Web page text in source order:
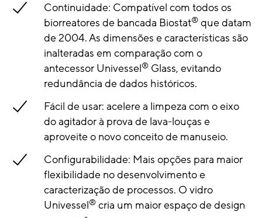
Continuidade: Compatível com todos os
biorreatores de bancada Biostat® que datam
de 2004. As dimensões e características são
inalteradas em comparação com o
antecessor Univessel® Glass, evitando
redundância de dados históricos.
Fácil de usar: acelere a limpeza com o eixo
do agitador à prova de lava-louças e
aproveite o novo conceito de manuseio.
Configurabilidade: Mais opções para maior
flexibilidade no desenvolvimento e
caracterização de processos. O vidro
Univessel® cria um maior espaço de design